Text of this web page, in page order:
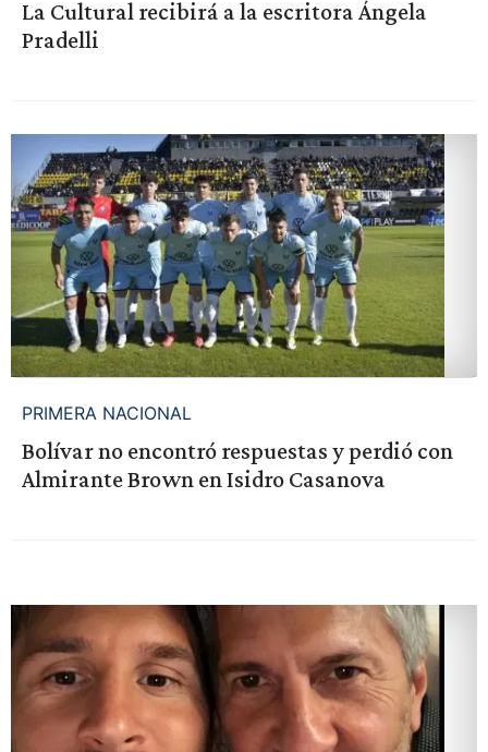
La Cultural recibirá a la escritora Ángela
Pradelli
PRIMERA NACIONAL
Bolívar no encontró respuestas y perdió con
Almirante Brown en Isidro Casanova